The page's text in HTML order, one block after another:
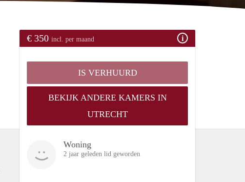
€ 350 incl. per maand
IS VERHUURD
BEKIJK ANDERE KAMERS IN
UTRECHT
Woning
2 jaar geleden lid geworden